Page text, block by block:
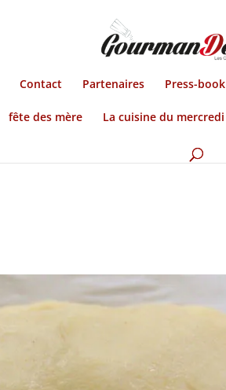
Contact Partenaires Press-book
fête des mère La cuisine du mercredi